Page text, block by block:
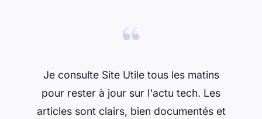
“
Je consulte Site Utile tous les matins
pour rester à jour sur l'actu tech. Les
articles sont clairs, bien documentés et